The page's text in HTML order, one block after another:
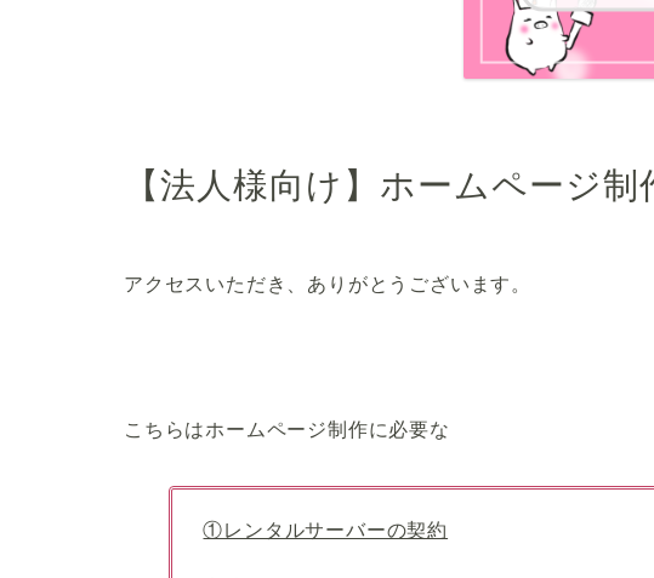
【法人様向け】ホームページ制
アクセスいただき、ありがとうございます。
こちらはホームページ制作に必要な
①レンタルサーバーの契約